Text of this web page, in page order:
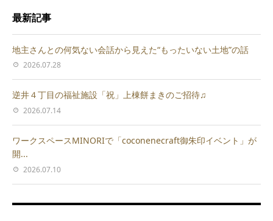
最新記事
地主さんとの何気ない会話から見えた“もったいない土地”の話
2026.07.28
逆井４丁目の福祉施設「祝」上棟餅まきのご招待♫
2026.07.14
ワークスペースMINORIで「coconenecraft御朱印イベント」が
開...
2026.07.10